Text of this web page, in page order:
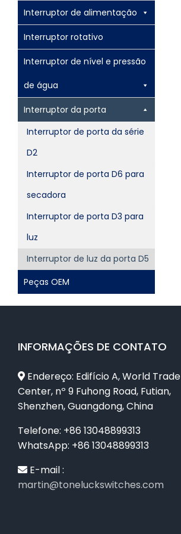
Interruptor de alimentação
Interruptor rotativo
Interruptor de nível e pressão
de água
Interruptor da porta
Interruptor de porta da série
D2
Interruptor de porta D6 para
secadora
Interruptor de porta D3 para
luz
Interruptor de luz da porta D5
Peças OEM
INFORMAÇÕES DE CONTATO
Endereço: Edifício A, World Trade
Center, nº 9 Fuhong Road, Futian,
Shenzhen, Guangdong, China
Telefone: +86 13048899313
WhatsApp: +86 13048899313
E-mail :
martin@toneluckswitches.com